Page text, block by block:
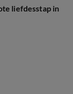
liefdesstap in